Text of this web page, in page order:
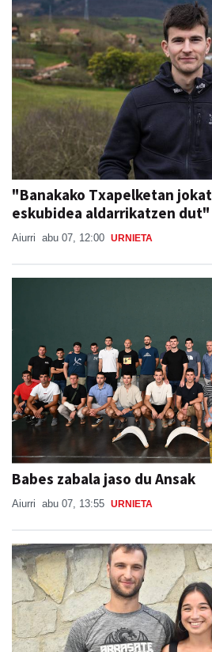
"Banakako Txapelketan
eskubidea aldarrikatzen dut"
Aiurri abu 07, 12:00 URNIETA
Babes zabala jaso du Ansak
Aiurri abu 07, 13:55 URNIETA